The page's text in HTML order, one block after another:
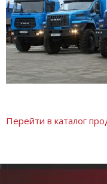
Перейти в каталог